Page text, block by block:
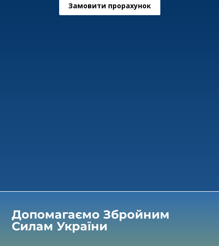
Замовити прорахунок
Допомагаємо Збройним
Силам України